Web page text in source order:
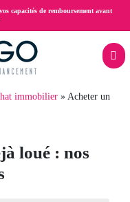
capacités de remboursement avant
immobilier
Acheter un
loué : nos